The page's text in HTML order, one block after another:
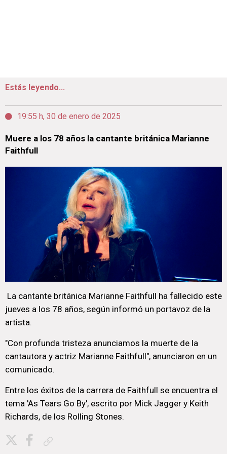
Estás leyendo...
19:55 h, 30 de enero de 2025
Muere a los 78 años la cantante británica Marianne
Faithfull
La cantante británica Marianne Faithfull ha fallecido este
jueves a los 78 años, según informó un portavoz de la
artista.
"Con profunda tristeza anunciamos la muerte de la
cantautora y actriz Marianne Faithfull", anunciaron en un
comunicado.
Entre los éxitos de la carrera de Faithfull se encuentra el
tema 'As Tears Go By', escrito por Mick Jagger y Keith
Richards, de los Rolling Stones.